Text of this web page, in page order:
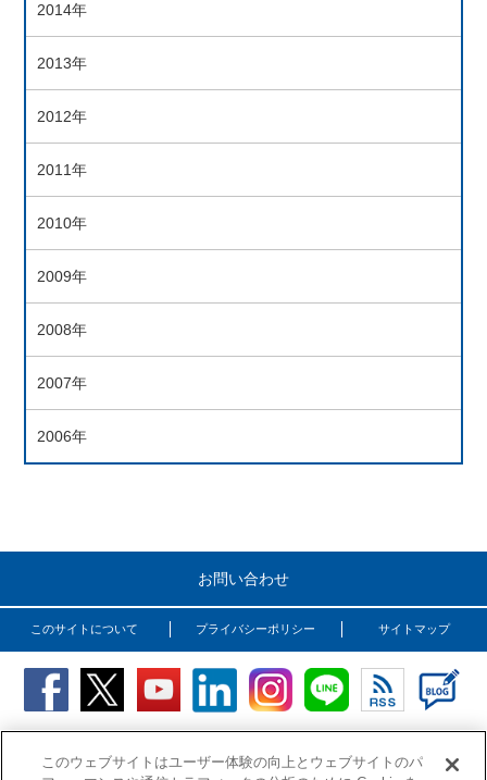
2014年
2013年
2012年
2011年
2010年
2009年
2008年
2007年
2006年
お問い合わせ
このサイトについて プライバシーポリシー サイトマップ
Copyright (C) OSG Corporation. All rights reserved.
このウェブサイトはユーザー体験の向上とウェブサイトのパ